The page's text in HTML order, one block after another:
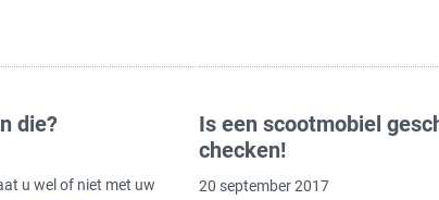
die?
u wel of niet met uw
Is een scootmobiel
checken!
20 september 2017